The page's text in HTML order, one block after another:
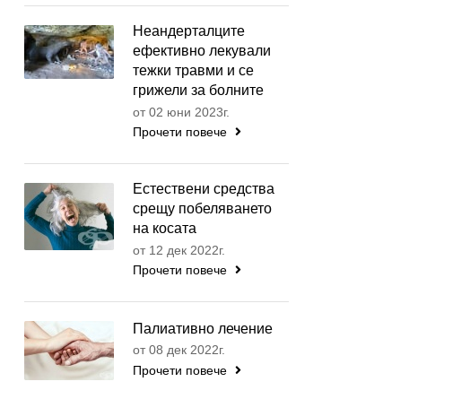
Неандерталците
ефективно лекували
тежки травми и се
грижели за болните
от 02 юни 2023г.
Прочети повече
Естествени средства
срещу побеляването
на косата
от 12 дек 2022г.
Прочети повече
Палиативно лечение
от 08 дек 2022г.
Прочети повече